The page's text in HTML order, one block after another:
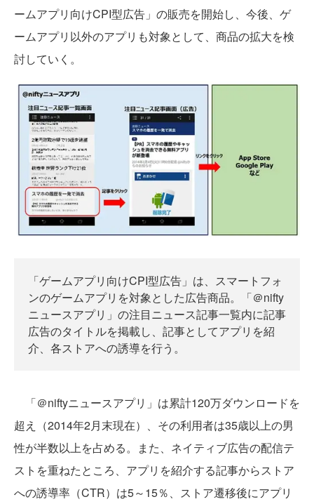
ームアプリ向けCPI型広告」の販売を開始し、今後、ゲ
ームアプリ以外のアプリも対象として、商品の拡大を検
討していく。
「ゲームアプリ向けCPI型広告」は、スマートフォ
ンのゲームアプリを対象とした広告商品。「＠nifty
ニュースアプリ」の注目ニュース記事一覧内に記事
広告のタイトルを掲載し、記事としてアプリを紹
介、各ストアへの誘導を行う。
「＠niftyニュースアプリ」は累計120万ダウンロードを
超え（2014年2月末現在）、その利用者は35歳以上の男
性が半数以上を占める。また、ネイティブ広告の配信テ
ストを重ねたところ、アプリを紹介する記事からストア
への誘導率（CTR）は5～15％、ストア遷移後にアプリ